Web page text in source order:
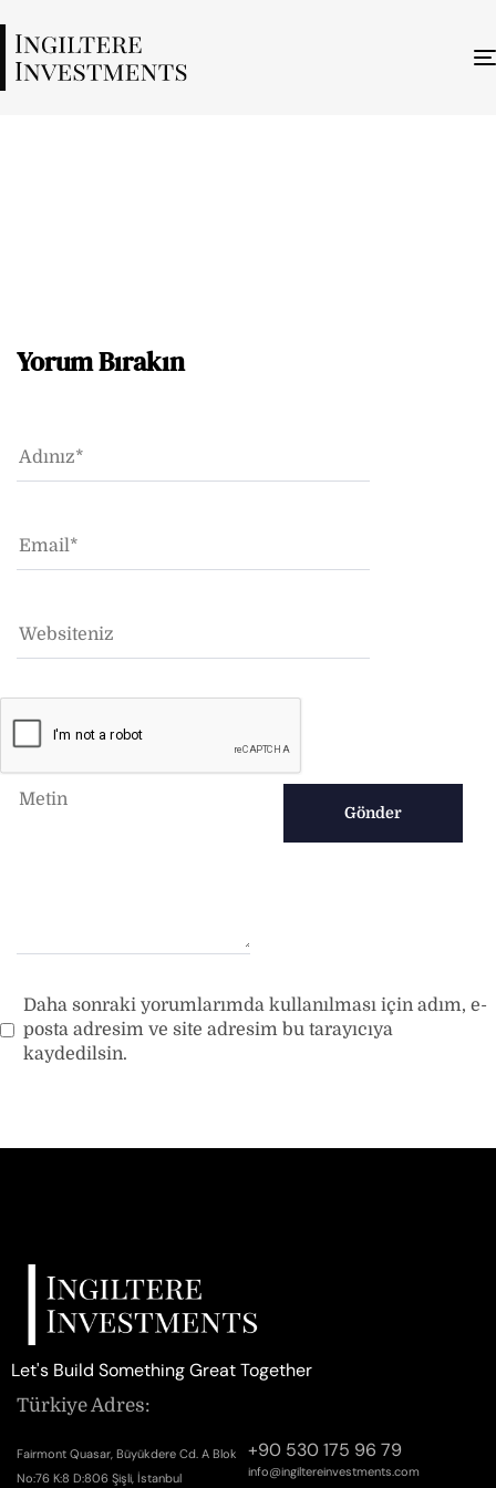
6 ARALIK 2023
Yorum Bırakın
Daha sonraki yorumlarımda kullanılması için adım, e-
posta adresim ve site adresim bu tarayıcıya
kaydedilsin.
Let's Build Something Great Together
Türkiye Adres:
Fairmont Quasar, Büyükdere Cd. A Blok
No:76 K:8 D:806 Şişli, İstanbul
+90 530 175 96 79
info@ingiltereinvestments.com